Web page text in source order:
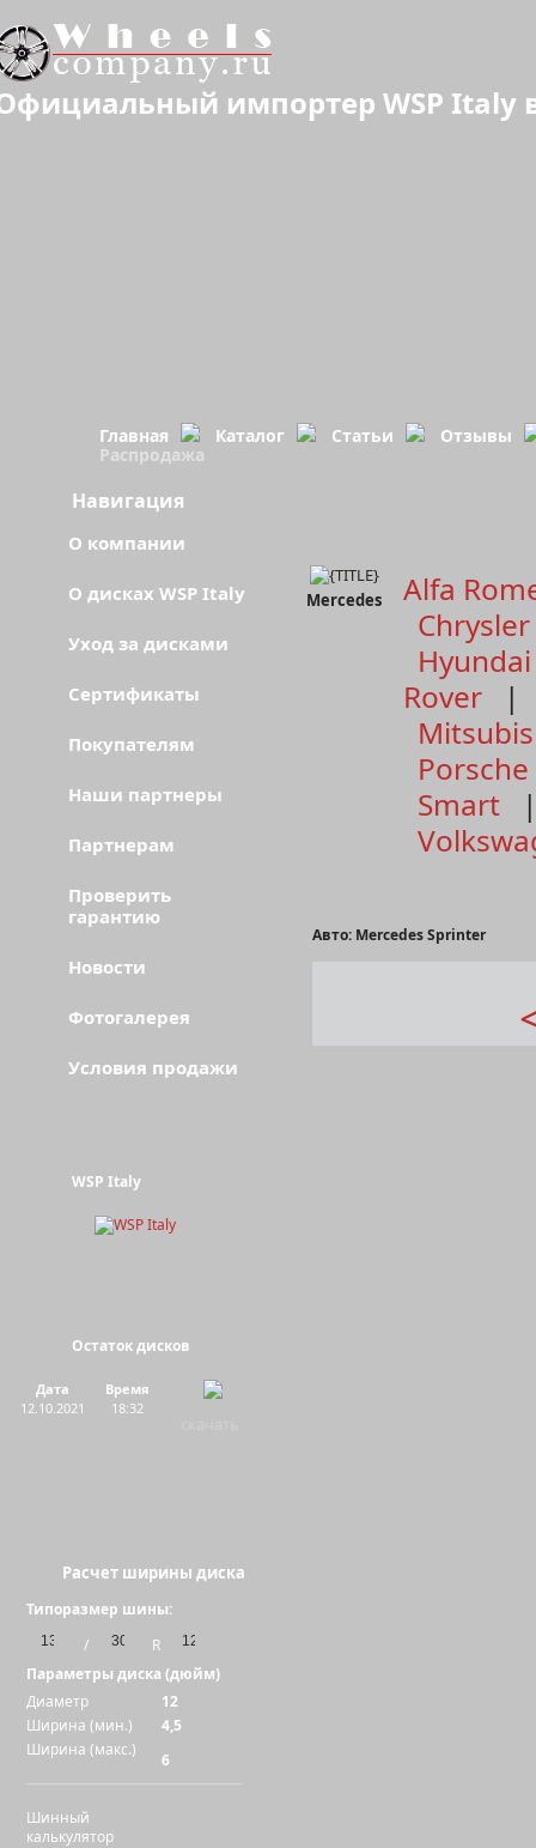
импортер WSP Italy
Главная Каталог Статьи
Отзывы
Распродажа
Mercedes
Alfa
Chrysler
Hyundai
Rover
Porsche
Smart
Авто: Mercedes Sprinter
Навигация
О компании
О дисках WSP Italy
Уход за дисками
Сертификаты
Покупателям
Наши партнеры
Партнерам
Проверить
гарантию
Новости
Фотогалерея
Условия продажи
WSP Italy
Остаток дисков
Дата
12.10.2021
Время
18:32
Расчет ширины диска
Типоразмер шины:
/
R
Параметры диска (дюйм)
Диаметр
12
Ширина (мин.)
4,5
Ширина (макс.)
6
Шинный
калькулятор